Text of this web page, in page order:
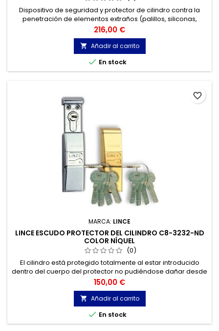
Dispositivo de seguridad y protector de cilindro contra la
penetración de elementos extraños (palillos, siliconas,
papeles, etc.).
Precio
216,00 €
 Añadir al carrito
 En stock
MARCA: LINCE
LINCE ESCUDO PROTECTOR DEL CILINDRO C8-3232-ND
COLOR NÍQUEL
(0)
El cilindro está protegido totalmente al estar introducido
dentro del cuerpo del protector no pudiéndose dañar desde
el exterior.
Precio
150,00 €
 Añadir al carrito
 En stock
favorite_border